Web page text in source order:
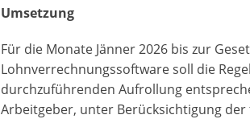
Umsetzung
Für die Monate Jänner 2026 bis zur
Lohnverrechnungssoftware soll die
durchzuführenden Aufrollung
Arbeitgeber, unter Berücksichtigung